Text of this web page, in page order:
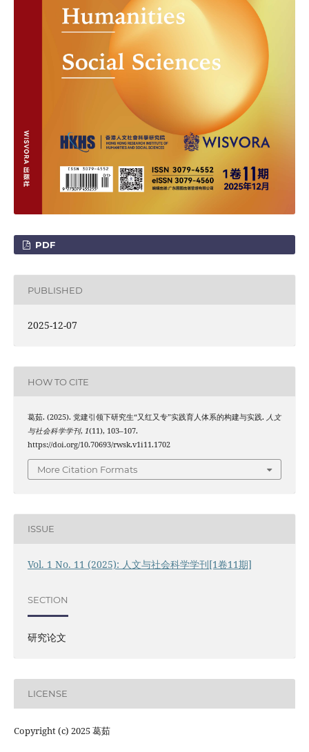
PDF
PUBLISHED
2025-12-07
HOW TO CITE
葛茹. (2025). 党建引领下研究生“又红又专”实践育人体系的构建与实践. 人文
与社会科学学刊, 1(11), 103–107.
https://doi.org/10.70693/rwsk.v1i11.1702
More Citation Formats
ISSUE
Vol. 1 No. 11 (2025): 人文与社会科学学刊[1卷11期]
SECTION
研究论文
LICENSE
Copyright (c) 2025 葛茹